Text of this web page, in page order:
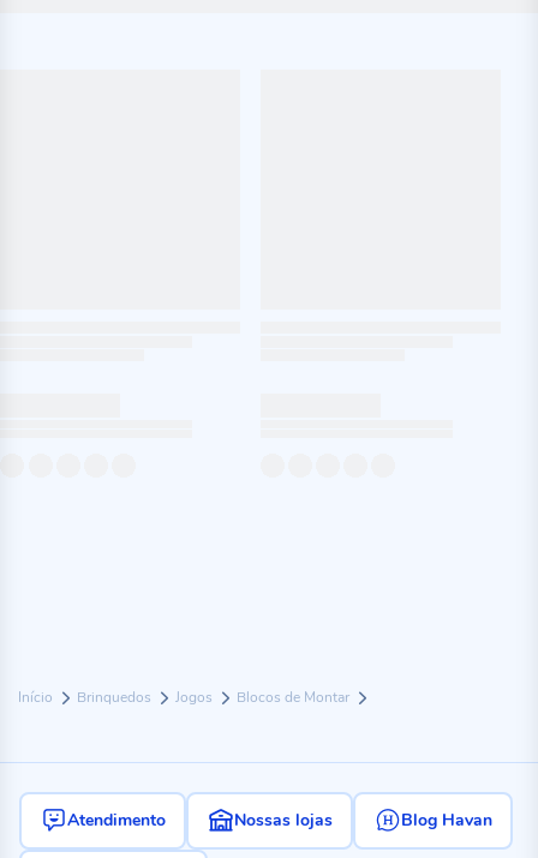
Início Brinquedos Jogos Blocos de Montar
Atendimento Nossas lojas Blog Havan